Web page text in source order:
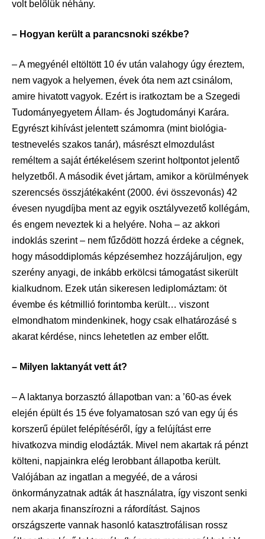
volt belőlük néhány.
– Hogyan került a parancsnoki székbe?
– A megyénél eltöltött 10 év után valahogy úgy éreztem,
nem vagyok a helyemen, évek óta nem azt csinálom,
amire hivatott vagyok. Ezért is iratkoztam be a Szegedi
Tudományegyetem Állam- és Jogtudományi Karára.
Egyrészt kihívást jelentett számomra (mint biológia-
testnevelés szakos tanár), másrészt elmozdulást
reméltem a saját értékelésem szerint holtpontot jelentő
helyzetből. A második évet jártam, amikor a körülmények
szerencsés összjátékaként (2000. évi összevonás) 42
évesen nyugdíjba ment az egyik osztályvezető kollégám,
és engem neveztek ki a helyére. Noha – az akkori
indoklás szerint – nem fűződött hozzá érdeke a cégnek,
hogy másoddiplomás képzésemhez hozzájáruljon, egy
szerény anyagi, de inkább erkölcsi támogatást sikerült
kialkudnom. Ezek után sikeresen lediplomáztam: öt
évembe és kétmillió forintomba került… viszont
elmondhatom mindenkinek, hogy csak elhatározásé s
akarat kérdése, nincs lehetetlen az ember előtt.
– Milyen laktanyát vett át?
– A laktanya borzasztó állapotban van: a ’60-as évek
elején épült és 15 éve folyamatosan szó van egy új és
korszerű épület felépítéséről, így a felújítást erre
hivatkozva mindig elodázták. Mivel nem akartak rá pénzt
költeni, napjainkra elég lerobbant állapotba került.
Valójában az ingatlan a megyéé, de a városi
önkormányzatnak adták át használatra, így viszont senki
nem akarja finanszírozni a ráfordítást. Sajnos
országszerte vannak hasonló katasztrofálisan rossz